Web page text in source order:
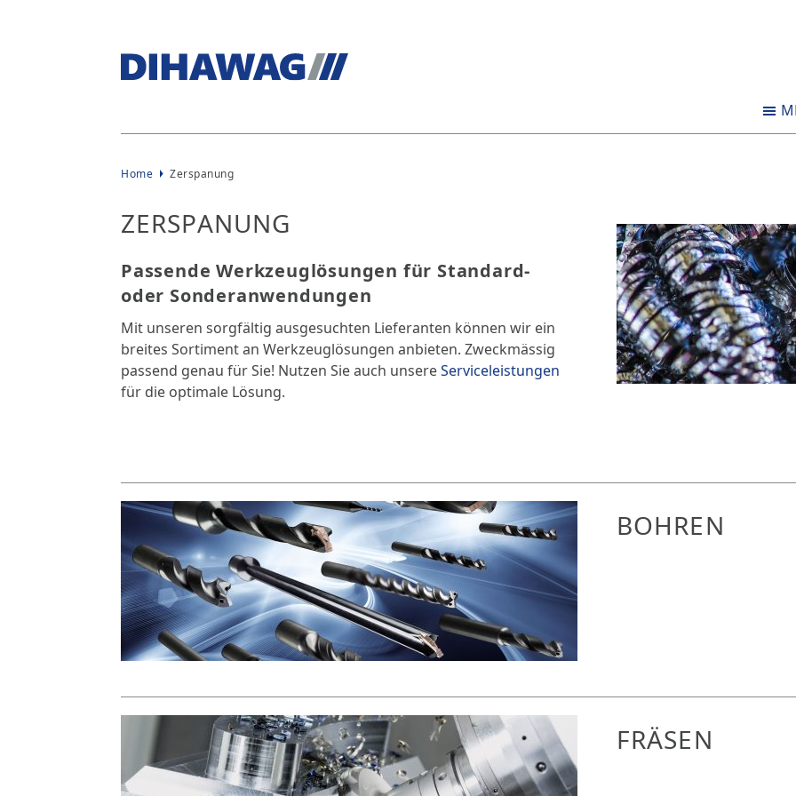
Home Zerspanung
ZERSPANUNG
Passende Werkzeuglösungen für Standard-
oder Sonderanwendungen
Mit unseren sorgfältig ausgesuchten Lieferanten können wir ein
breites Sortiment an Werkzeuglösungen anbieten. Zweckmässig
passend genau für Sie! Nutzen Sie auch unsereServiceleistungen
für die optimale Lösung.
BOHREN
FRÄSEN